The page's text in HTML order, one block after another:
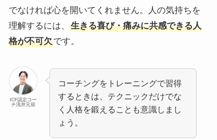
でなければ心を開いてくれません。人の気持ちを
理解するには、 生きる喜び・痛みに共感できる人
格が不可欠です。
ICF認定コー
チ浅井元規
コーチングをトレーニングで習得
するときは、テクニックだけでな
く人格を鍛えることも意識しまし
ょう。